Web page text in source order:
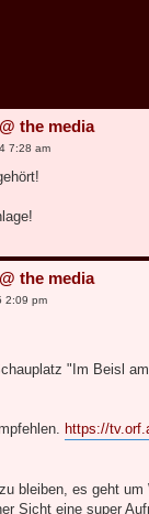
the media
7:28 am
the media
2:09 pm
"Im Beisl
https://
bleiben, es geht
Sicht eine super